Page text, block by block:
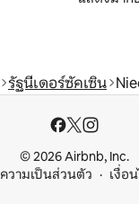
รัฐนีเดอร์ซัคเซิน
© 2026 Airbnb, Inc.
ความเป็นส่วนตัว
เงื่อน